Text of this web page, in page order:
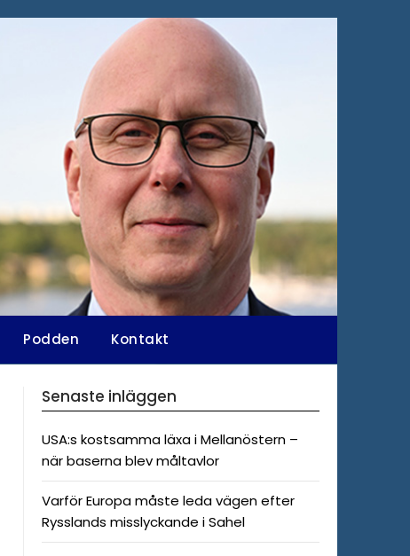
Podden Kontakt
Senaste inläggen
USA:s kostsamma läxa i Mellanöstern –
när baserna blev måltavlor
Varför Europa måste leda vägen efter
Rysslands misslyckande i Sahel